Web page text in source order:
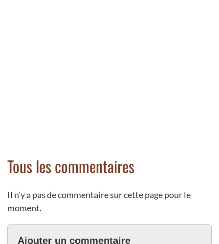
Tous les commentaires
Il n'y a pas de commentaire sur cette page pour le
moment.
Ajouter un commentaire